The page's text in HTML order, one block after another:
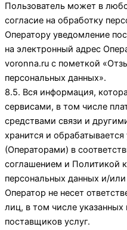
Пользователь может в
согласие на обработку
Оператору уведомление
на электронный адрес
voronna.ru с пометкой
персональных данных».
8.5. Вся информация,
сервисами, в том числе
средствами связи и
хранится и
(Операторами) в
соглашением и Политикой
персональных данных и/
Оператор не несет
лиц, в том числе
поставщиков услуг.